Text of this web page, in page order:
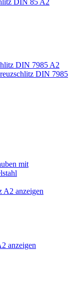
DIN 7985 A2
DIN 7985
mit
A2 anzeigen
anzeigen